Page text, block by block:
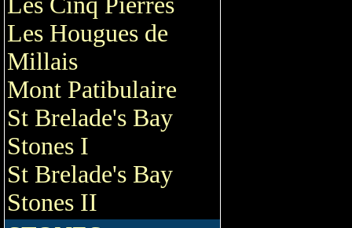
Les Hougues de
Millais
Mont Patibulaire
St Brelade's Bay
Stones I
St Brelade's Bay
Stones II